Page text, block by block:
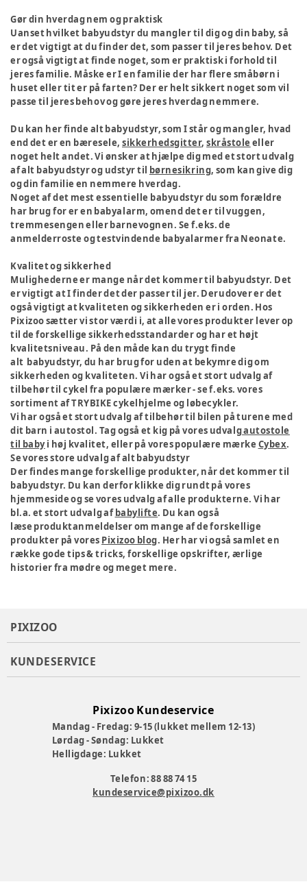
Gør din hverdag nem og praktisk
Uanset hvilket babyudstyr du mangler til dig og din baby, så
er det vigtigt at du finder det, som passer til jeres behov. Det
er også vigtigt at finde noget, som er praktisk i forhold til
jeres familie. Måske er I en familie der har flere småbørn i
huset eller tit er på farten? Der er helt sikkert noget som vil
passe til jeres behov og gøre jeres hverdag nemmere.
Du kan her finde alt babyudstyr, som I står og mangler, hvad
end det er en bæresele, sikkerhedsgitter,skråstole eller
noget helt andet. Vi ønsker at hjælpe dig med et stort udvalg
af alt babyudstyr og udstyr til børnesikring, som kan give dig
og din familie en nemmere hverdag.
Noget af det mest essentielle babyudstyr du som forældre
har brug for er en babyalarm, omend det er til vuggen,
tremmesengen eller barnevognen. Se f.eks. de
anmelderroste og testvindende babyalarmer fra Neonate.
Kvalitet og sikkerhed
Mulighederne er mange når det kommer til babyudstyr. Det
er vigtigt at I finder det der passer til jer. Derudover er det
også vigtigt at kvaliteten og sikkerheden er i orden. Hos
Pixizoo sætter vi stor værdi i, at alle vores produkter lever op
til de forskellige sikkerhedsstandarder og har et højt
kvalitetsniveau. På den måde kan du trygt finde
alt babyudstyr, du har brug for uden at bekymre dig om
sikkerheden og kvaliteten. Vi har også et stort udvalg af
tilbehør til cykel fra populære mærker - se f.eks. vores
sortiment af TRYBIKE cykelhjelme og løbecykler.
Vi har også et stort udvalg af tilbehør til bilen på turene med
dit barn i autostol. Tag også et kig på vores udvalgautostole
til babyi høj kvalitet, eller på vores populære mærke Cybex.
Se vores store udvalg af alt babyudstyr
Der findes mange forskellige produkter, når det kommer til
babyudstyr. Du kan derfor klikke dig rundt på vores
hjemmeside og se vores udvalg af alle produkterne. Vi har
bl.a. et stort udvalg afbabylifte. Du kan også
læse produktanmeldelser om mange af de forskellige
produkter på vores Pixizoo blog. Her har vi også samlet en
række gode tips & tricks, forskellige opskrifter, ærlige
historier fra mødre og meget mere.
PIXIZOO
KUNDESERVICE
Pixizoo Kundeservice
Mandag - Fredag: 9-15 (lukket mellem 12-13)
Lørdag - Søndag: Lukket
Helligdage: Lukket
Telefon: 88 88 74 15
kundeservice@pixizoo.dk